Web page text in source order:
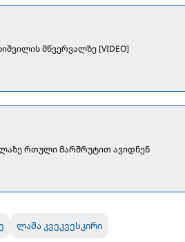
მწვერვალზე [VIDEO]
რთული მარშრუტით ავიდნენ
ლაშა კვეკვესკირი